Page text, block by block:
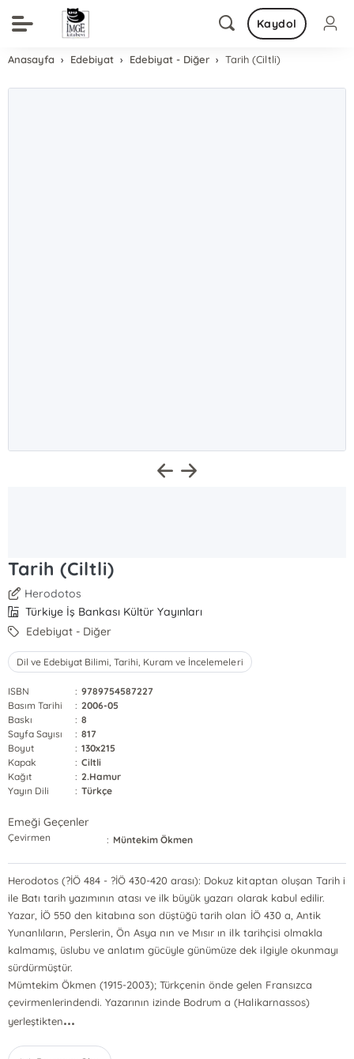
Kaydol
Anasayfa Edebiyat Edebiyat - Diğer Tarih (Ciltli)
Tarih (Ciltli)
Herodotos
Türkiye İş Bankası Kültür Yayınları
Edebiyat - Diğer
Dil ve Edebiyat Bilimi, Tarihi, Kuram ve İncelemeleri
ISBN : 9789754587227
Basım Tarihi
: 2006-05
Baskı
: 8
Sayfa Sayısı
: 817
Boyut
: 130x215
Kapak
: Ciltli
Kağıt
: 2.Hamur
Yayın Dili
: Türkçe
Emeği Geçenler
Çevirmen : Müntekim Ökmen
Herodotos (?İÖ 484 - ?İÖ 430-420 arası): Dokuz kitaptan oluşan Tarih i
ile Batı tarih yazımının atası ve ilk büyük yazarı olarak kabul edilir.
Yazar, İÖ 550 den kitabına son düştüğü tarih olan İÖ 430 a, Antik
Yunanlıların, Perslerin, Ön Asya nın ve Mısır ın ilk tarihçisi olmakla
kalmamış, üslubu ve anlatım gücüyle günümüze dek ilgiyle okunmayı
sürdürmüştür.
Mümtekim Ökmen (1915-2003); Türkçenin önde gelen Fransızca
çevirmenlerindendi. Yazarının izinde Bodrum a (Halikarnassos)
yerleştikten...